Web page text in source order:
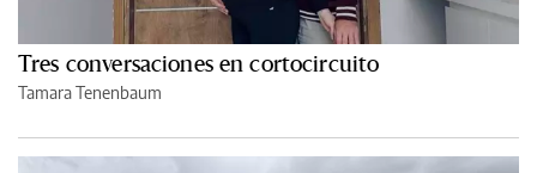
Tres conversaciones en cortocircuito
Tamara Tenenbaum